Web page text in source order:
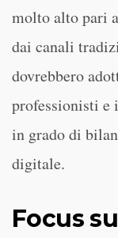
molto alto pari
dai canali
dovrebbero
professionisti e
in grado di
digitale.
Focus